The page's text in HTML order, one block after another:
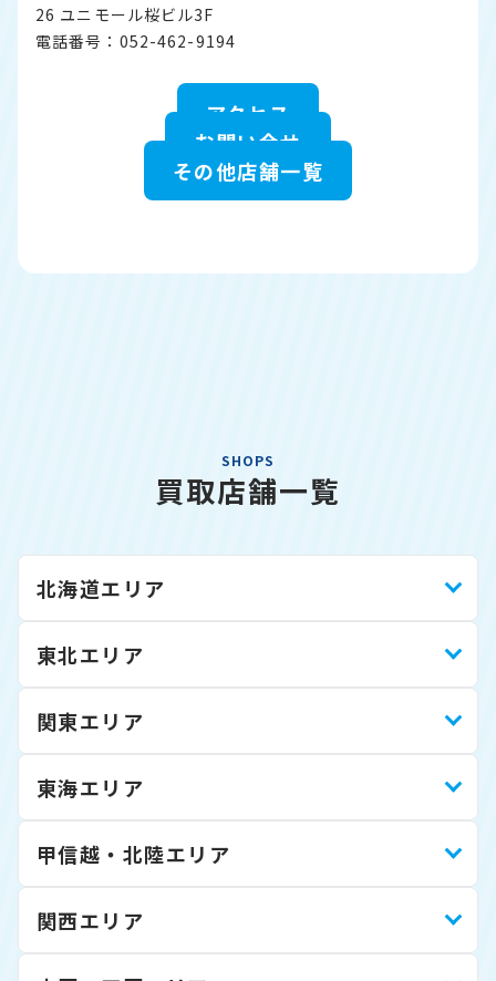
26 ユニモール桜ビル3F
電話番号：052-462-9194
アクセス
お問い合せ
その他店舗一覧
SHOPS
買取店舗一覧
北海道エリア
東北エリア
関東エリア
東海エリア
甲信越・北陸エリア
関西エリア